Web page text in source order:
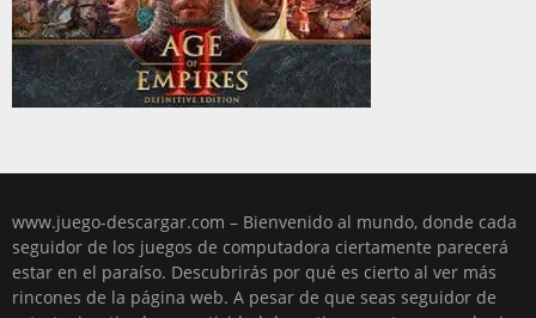
www.juego-descargar.com – Bienvenido al mundo, donde cada
seguidor de los juegos de computadora ciertamente parecerá
estar en el paraíso. Descubrirás por qué es cierto al ver más
rincones de la página web. A pesar de que seas seguidor de